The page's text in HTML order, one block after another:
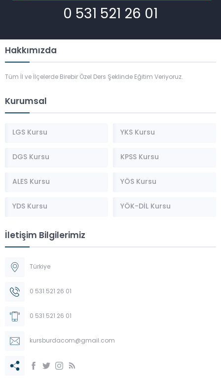
0 531 521 26 01
Hakkımızda
Tüm İl ve İlçelerde Birebir Özel Ders Şeklinde Eğitim Veriyoruz.
Kurumsal
LGS Kursu YKS Kursu
DGS Kursu KPSS Kursu
ALES Kursu YÖS Kursu
YDS Kursu YÖK-DİL Kursu
İletişim Bilgilerimiz
Türkiye
0 531 521 26 01
0 531 521 26 01
kursburdacom@gmail.com